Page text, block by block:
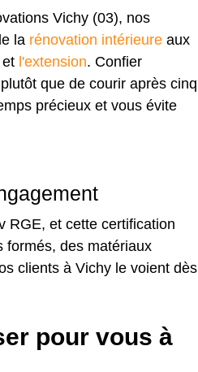
Vichy (03), nos
la rénovation intérieure aux
l'extension. Confier
que de courir après cinq
précieux et vous évite
RGE, et cette certification
formés, des matériaux
clients à Vichy le voient dès
pour vous à